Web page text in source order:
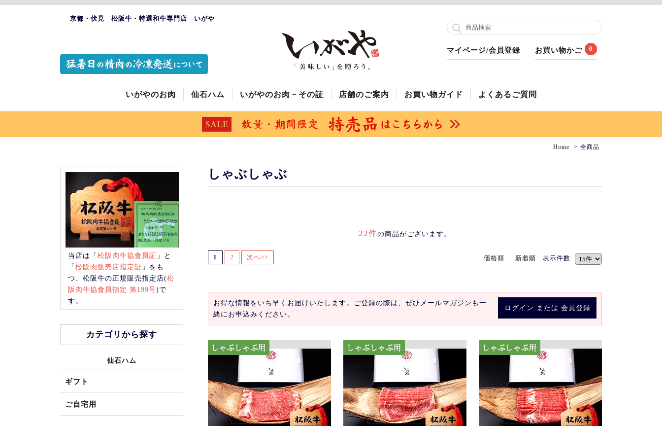
京都・伏見 松阪牛・特選和牛専門店 いがや
マイページ/会員登録 お買い物かご 0
いがやのお肉 仙石ハム いがやのお肉－その証 店舗のご案内 お買い物ガイド よくあるご質問
Home 全商品
しゃぶしゃぶ
22件の商品がございます。
価格順 新着順 表示件数
1 2 次へ>>
ログイン または 会員登録
お得な情報をいち早くお届けいたします。ご登録の際は、ぜひメールマガジンも一
緒にお申込みください。
当店は「松阪肉牛協會員証 」と
「松阪肉販売店指定証 」をも
つ、松阪牛の正規販売指定店(松
阪肉牛協會員指定 第199号)で
す。
カテゴリから探す
仙石ハム
ギフト
ご自宅用